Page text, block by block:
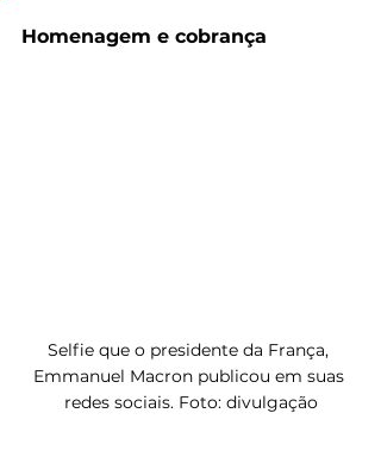
Homenagem e cobrança
Selfie que o presidente da França,
Emmanuel Macron publicou em suas
redes sociais. Foto: divulgação